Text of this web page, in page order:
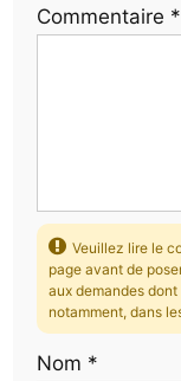
Commentaire *
Veuillez lire le
page avant de
aux demandes
notamment, dans
Nom *